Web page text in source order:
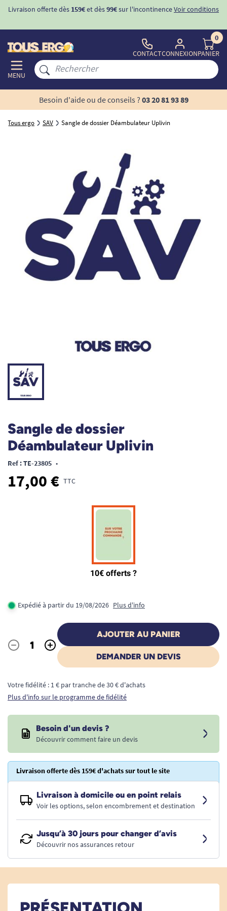
Livraison offerte dès 159€et dès99€sur l'incontinenceVoir conditions
MENU
CONTACTCONNEXION
0
PANIER
Besoin d'aide ou de conseils ? 03 20 81 93 89
Tous ergo SAV Sangle de dossier Déambulateur Uplivin
Sangle de dossier
Déambulateur Uplivin
Ref : TE-23805 •
17,00 € TTC
Expédié à partir du 19/08/2026 Plus d'info
Quantité
- +
AJOUTER AU PANIER
DEMANDER UN DEVIS
Votre fidélité : 1 € par tranche de 30 € d'achats
Plus d'info sur le programme de fidélité
Besoin d'un devis ?
Découvrir comment faire un devis
Livraison offerte dès 159€ d'achats sur tout le site
Livraison à domicile ou en point relais
Voir les options, selon encombrement et destination
Jusqu’à 30 jours pour changer d’avis
Découvrir nos assurances retour